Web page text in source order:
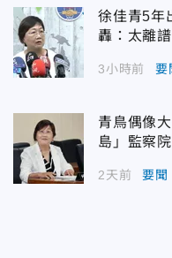
徐佳青5
轟：太離譜
3小時前 要
青鳥偶像
島」監察
2天前 要聞